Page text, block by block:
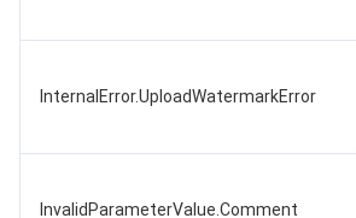
InternalError.UploadWatermarkError
InvalidParameterValue.Comment